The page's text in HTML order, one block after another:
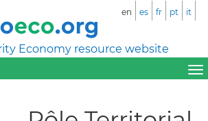
Economy resource website
en es fr pt it